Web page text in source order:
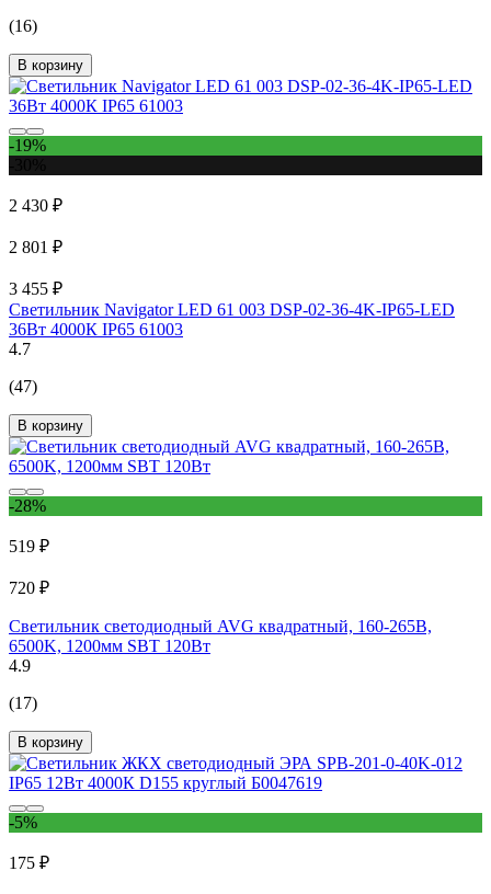
(16)
В корзину
-19%
2 430 ₽
2 801 ₽
3 455 ₽
Светильник Navigator LED 61 003 DSP-02-36-4K-IP65-LED
36Вт 4000К IP65 61003
4.7
(47)
В корзину
-28%
519 ₽
720 ₽
Светильник светодиодный AVG квадратный, 160-265В,
6500K, 1200мм SBT 120Вт
4.9
(17)
В корзину
-5%
175 ₽